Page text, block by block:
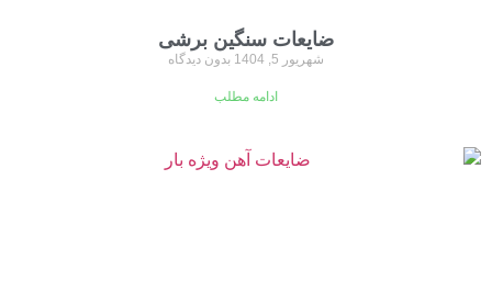
ضایعات سنگین برشی
شهریور 5, 1404 بدون دیدگاه
ادامه مطلب